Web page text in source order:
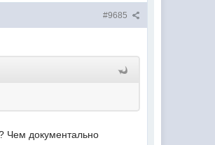
#9685
Чем документально